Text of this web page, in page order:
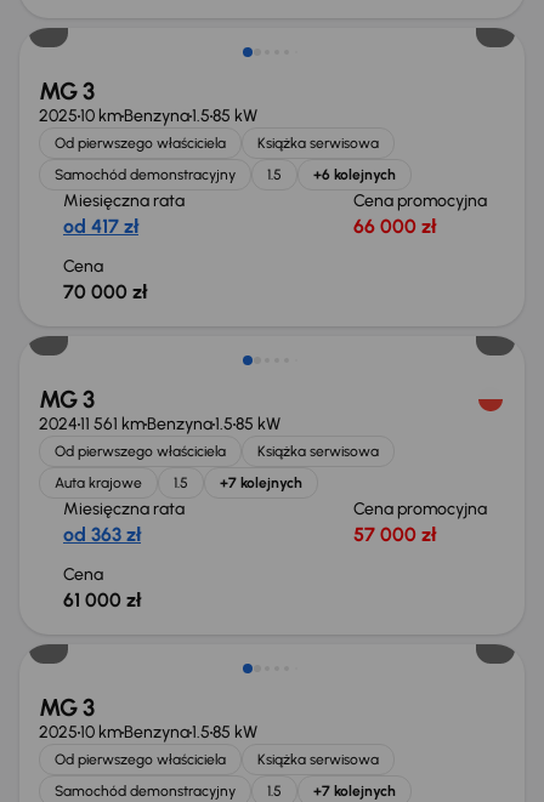
MG 3
202510 kmBenzyna1.585 kW
Od pierwszego właściciela
Książka serwisowa
Samochód demonstracyjny
1.5 +6 kolejnych
Miesięczna rata
od 417 zł
Cena promocyjna
66 000 zł
Cena
70 000 zł
MG 3
202411 561 kmBenzyna1.585 kW
Od pierwszego właściciela
Książka serwisowa
Auta krajowe
1.5 +7 kolejnych
Miesięczna rata
od 363 zł
Cena promocyjna
57 000 zł
Cena
61 000 zł
Od nowego taniej o 8 965 zł
MG 3
202510 kmBenzyna1.585 kW
Od pierwszego właściciela
Książka serwisowa
Samochód demonstracyjny
1.5 +7 kolejnych